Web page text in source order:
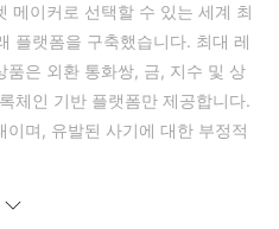
메이커로 선택할 수 있는 세계 최
플랫폼을 구축했습니다. 최대 레
은 외환 통화쌍, 금, 지수 및 상
체인 기반 플랫폼만 제공합니다.
며, 유발된 사기에 대한 부정적
?